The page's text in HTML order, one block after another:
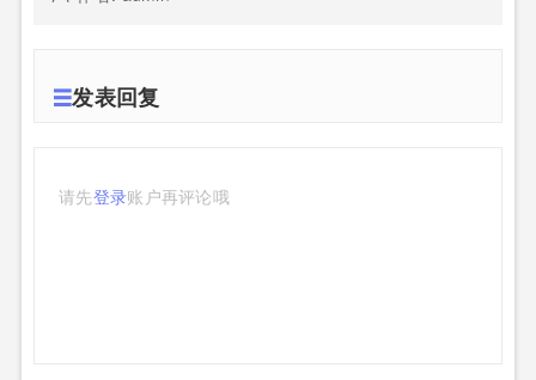
发表回复
请先登录账户再评论哦